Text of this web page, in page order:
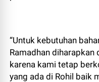
“Untuk kebutuhan
Ramadhan diharapkan
karena kami tetap
yang ada di Rohil baik